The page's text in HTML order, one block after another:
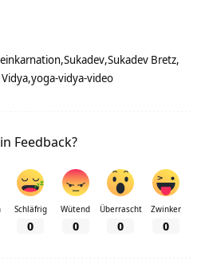
Sukadev Sukadev Bretz
yoga-vidya-video
Feedback?
Schläfrig
0
Wütend
0
Überrascht
0
Zwinker
0